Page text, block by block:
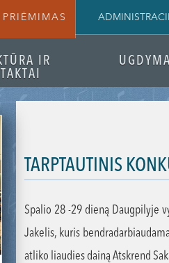
PRIĖMIMAS
IR
TARPTAUTINIS
Spalio 28 -29 dieną Daugpilyje
Jakelis, kuris
atliko liaudies dainą Atskrend